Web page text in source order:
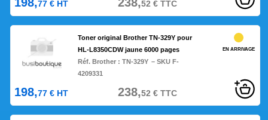
77 € HT 52 €TTC
Toner original Brother TN-329Y pour
HL-L8350CDW jaune 6000 pages
Réf. Brother :TN-329Y – SKU F-
4209331
EN ARRIVAGE
198,77 € HT 238,52 €TTC